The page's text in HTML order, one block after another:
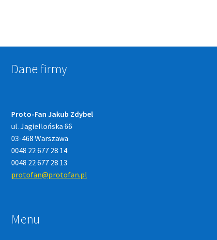
Dane firmy
Proto-Fan Jakub Zdybel
ul. Jagiellońska 66
03-468 Warszawa
0048 22 677 28 14
0048 22 677 28 13
protofan@protofan.pl
Menu